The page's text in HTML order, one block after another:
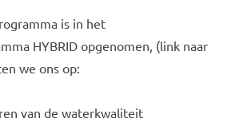
is in het
HYBRID opgenomen, (link naar
we ons op:
van de waterkwaliteit